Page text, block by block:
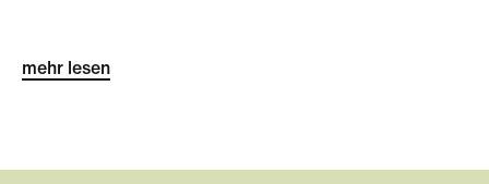
mehr lesen